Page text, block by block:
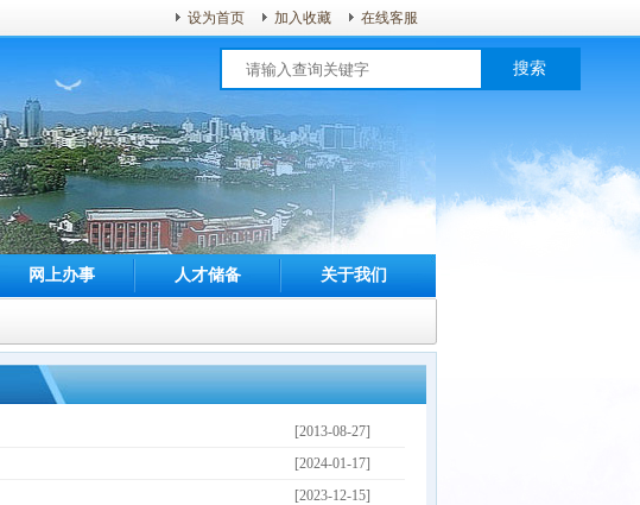
设为首页 加入收藏 在线客服
搜索
网上办事 人才储备 关于我们
[2013-08-27]
[2024-01-17]
[2023-12-15]